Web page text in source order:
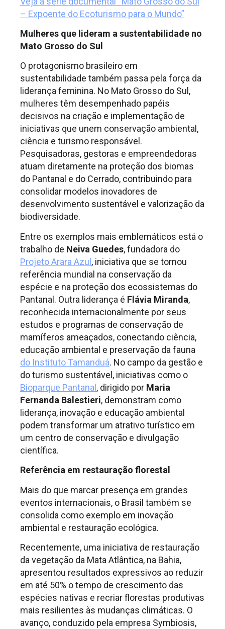
– Expoente do Ecoturismo para o Mundo”
Mulheres que lideram a sustentabilidade no
Mato Grosso do Sul
O protagonismo brasileiro em
sustentabilidade também passa pela força da
liderança feminina. No Mato Grosso do Sul,
mulheres têm desempenhado papéis
decisivos na criação e implementação de
iniciativas que unem conservação ambiental,
ciência e turismo responsável.
Pesquisadoras, gestoras e empreendedoras
atuam diretamente na proteção dos biomas
do Pantanal e do Cerrado, contribuindo para
consolidar modelos inovadores de
desenvolvimento sustentável e valorização da
biodiversidade.
Entre os exemplos mais emblemáticos está o
trabalho de Neiva Guedes, fundadora do
Projeto Arara Azul , iniciativa que se tornou
referência mundial na conservação da
espécie e na proteção dos ecossistemas do
Pantanal. Outra liderança é Flávia Miranda,
reconhecida internacionalmente por seus
estudos e programas de conservação de
mamíferos ameaçados, conectando ciência,
educação ambiental e preservação da fauna
do Instituto Tamanduá. No campo da gestão e
do turismo sustentável, iniciativas como o
Bioparque Pantanal , dirigido por Maria
Fernanda Balestieri, demonstram como
liderança, inovação e educação ambiental
podem transformar um atrativo turístico em
um centro de conservação e divulgação
científica.
Referência em restauração florestal
Mais do que marcar presença em grandes
eventos internacionais, o Brasil também se
consolida como exemplo em inovação
ambiental e restauração ecológica.
Recentemente, uma iniciativa de restauração
da vegetação da Mata Atlântica, na Bahia,
apresentou resultados expressivos ao reduzir
em até 50% o tempo de crescimento das
espécies nativas e recriar florestas produtivas
mais resilientes às mudanças climáticas. O
avanço, conduzido pela empresa Symbiosis,